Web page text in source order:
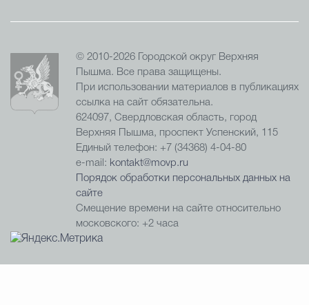
© 2010-2026 Городской округ Верхняя
Пышма. Все права защищены.
При использовании материалов в публикациях
ссылка на сайт обязательна.
624097, Свердловская область, город
Верхняя Пышма, проспект Успенский, 115
Единый телефон: +7 (34368) 4-04-80
e-mail: kontakt@movp.ru
Порядок обработки персональных данных на
сайте
Смещение времени на сайте относительно
московского: +2 часа